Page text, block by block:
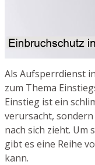
Als Aufsperrdienst
zum Thema
Einstieg ist ein
verursacht,
nach sich zieht. Um
gibt es eine Reihe
kann.